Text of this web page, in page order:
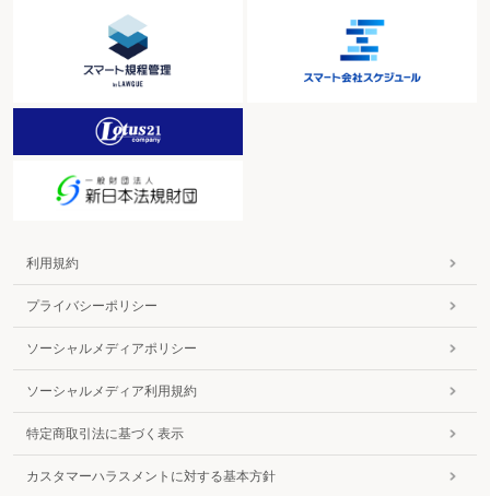
利用規約
プライバシーポリシー
ソーシャルメディアポリシー
ソーシャルメディア利用規約
特定商取引法に基づく表示
カスタマーハラスメントに対する基本方針